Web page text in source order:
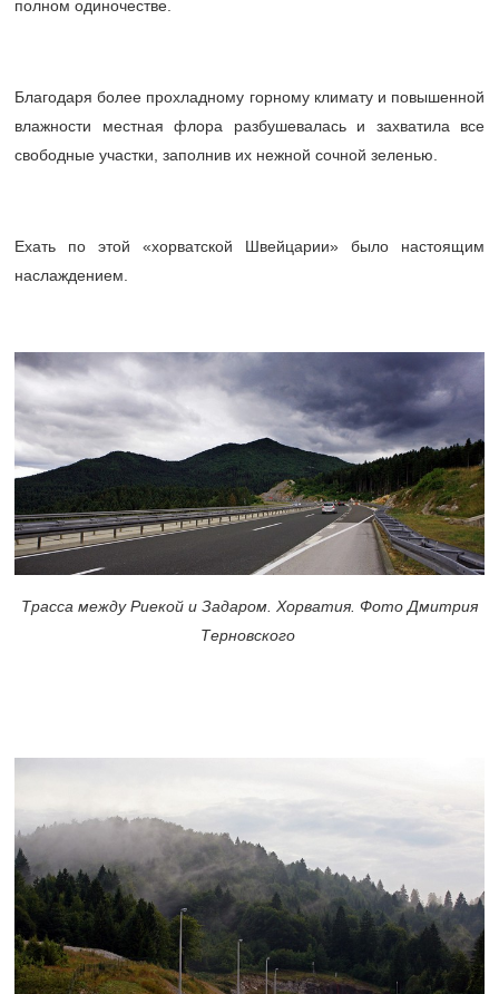
полном одиночестве.
Благодаря более прохладному горному климату и повышенной
влажности местная флора разбушевалась и захватила все
свободные участки, заполнив их нежной сочной зеленью.
Ехать по этой «хорватской Швейцарии» было настоящим
наслаждением.
Трасса между Риекой и Задаром. Хорватия. Фото Дмитрия
Терновского